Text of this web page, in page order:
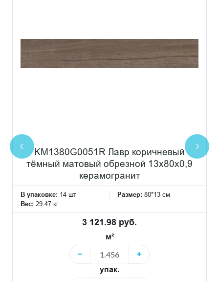
KM1380G0051R Лавр коричневый
тёмный матовый обрезной 13x80x0,9
керамогранит
В упаковке: 14 шт Размер: 80*13 см
Вес: 29.47 кг
3 121.98 руб.
м²
−
+
упак.